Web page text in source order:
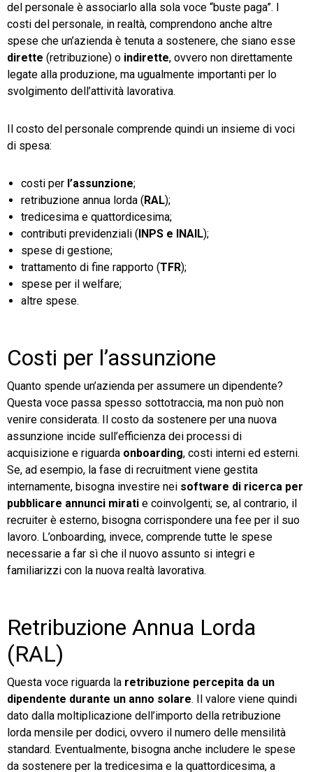
del personale è associarlo alla sola voce “buste paga”. I
costi del personale, in realtà, comprendono anche altre
spese che un’azienda è tenuta a sostenere, che siano esse
dirette (retribuzione) o indirette, ovvero non direttamente
legate alla produzione, ma ugualmente importanti per lo
svolgimento dell’attività lavorativa.
Il costo del personale comprende quindi un insieme di voci
di spesa:
costi per l’assunzione;
retribuzione annua lorda ( RAL);
tredicesima e quattordicesima;
contributi previdenziali ( INPS e INAIL);
spese di gestione;
trattamento di fine rapporto (TFR);
spese per il welfare;
altre spese.
Costi per l’assunzione
Quanto spende un’azienda per assumere un dipendente?
Questa voce passa spesso sottotraccia, ma non può non
venire considerata. Il costo da sostenere per una nuova
assunzione incide sull’efficienza dei processi di
acquisizione e riguarda onboarding, costi interni ed esterni.
Se, ad esempio, la fase di recruitment viene gestita
internamente, bisogna investire nei software di ricerca per
pubblicare annunci mirati e coinvolgenti; se, al contrario, il
recruiter è esterno, bisogna corrispondere una fee per il suo
lavoro. L’onboarding, invece, comprende tutte le spese
necessarie a far sì che il nuovo assunto si integri e
familiarizzi con la nuova realtà lavorativa.
Retribuzione Annua Lorda
(RAL)
Questa voce riguarda la retribuzione percepita da un
dipendente durante un anno solare. Il valore viene quindi
dato dalla moltiplicazione dell’importo della retribuzione
lorda mensile per dodici, ovvero il numero delle mensilità
standard. Eventualmente, bisogna anche includere le spese
da sostenere per la tredicesima e la quattordicesima, a